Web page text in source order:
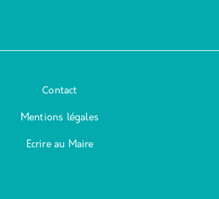
Contact
Mentions légales
Ecrire au Maire